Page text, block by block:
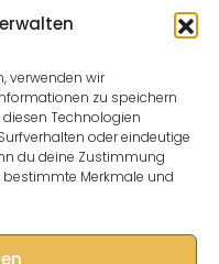
verwenden wir
zu speichern
Technologien
oder eindeutige
du deine Zustimmung
bestimmte Merkmale und
Enzersdorf